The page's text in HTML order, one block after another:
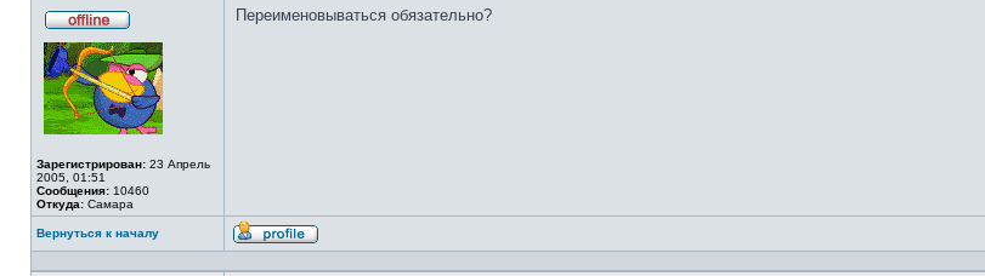
в
сети
Зарегистрирован: 23 Апрель
2005, 01:51
Сообщения: 10460
Откуда: Самара
Переименовываться обязательно?
Вернуться к началу
Профиль